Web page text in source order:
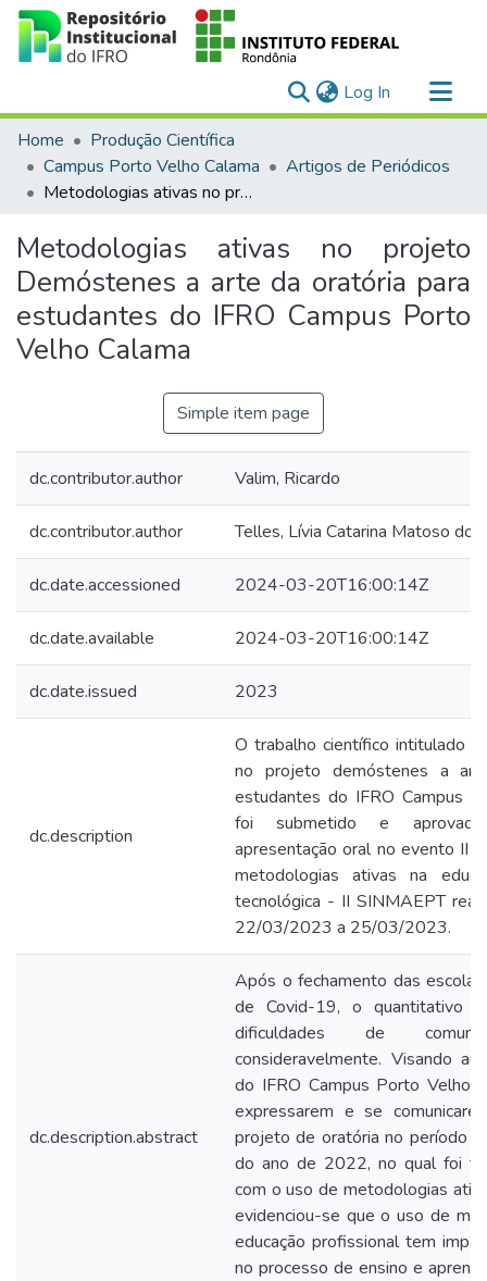
Log In (current)
Communities & Collections
All of DSpace
Statistics
Home
Produção Científica
Campus Porto Velho Calama
Artigos de Periódicos
Metodologias ativas no projeto Demóstenes a arte da oratória para estudantes do IFRO Campus Porto Velho Calama
Metodologias ativas no projeto
Demóstenes a arte da oratória para
estudantes do IFRO Campus Porto
Velho Calama
Simple item page
dc.contributor.author Valim, Ricardo
dc.contributor.author Telles, Lívia Catarina Matoso
dc.date.accessioned 2024-03-20T16:00:14Z
dc.date.available 2024-03-20T16:00:14Z
dc.date.issued 2023
dc.description
O trabalho científico intitulado
no projeto demóstenes a
estudantes do IFRO Campus
foi submetido e
apresentação oral no evento II
metodologias ativas na
tecnológica - II SINMAEPT
22/03/2023 a 25/03/2023.
dc.description.abstract
Após o fechamento das
de Covid-19, o quantitativo
dificuldades de
consideravelmente. Visando
do IFRO Campus Porto Velho
expressarem e se
projeto de oratória no período
do ano de 2022, no qual foi
com o uso de metodologias
evidenciou-se que o uso de
educação profissional tem
no processo de ensino e